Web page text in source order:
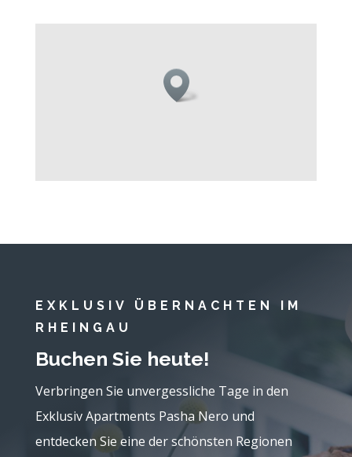
EXKLUSIV ÜBERNACHTEN IM
RHEINGAU
Buchen Sie heute!
Verbringen Sie unvergessliche Tage in den
Exklusiv Apartments Pasha Nero und
entdecken Sie eine der schönsten Regionen